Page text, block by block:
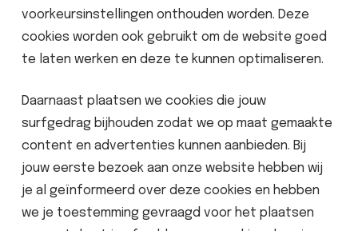
voorkeursinstellingen onthouden worden. Deze
cookies worden ook gebruikt om de website goed
te laten werken en deze te kunnen optimaliseren.
Daarnaast plaatsen we cookies die jouw
surfgedrag bijhouden zodat we op maat gemaakte
content en advertenties kunnen aanbieden. Bij
jouw eerste bezoek aan onze website hebben wij
je al geïnformeerd over deze cookies en hebben
we je toestemming gevraagd voor het plaatsen